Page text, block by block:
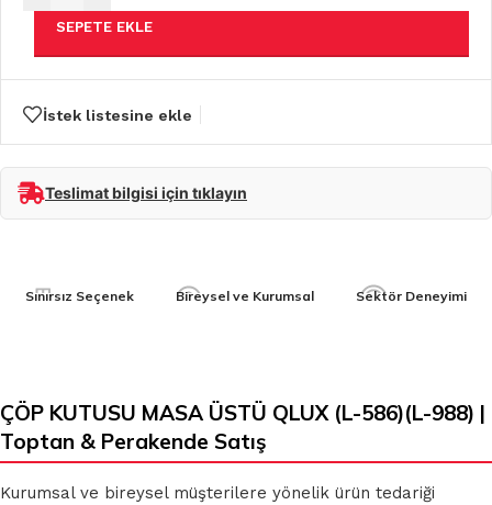
SEPETE EKLE
İstek listesine ekle
Teslimat bilgisi için tıklayın
Sınırsız Seçenek Bireysel ve Kurumsal Sektör Deneyimi
ÇÖP KUTUSU MASA ÜSTÜ QLUX (L-586)(L-988) |
Toptan & Perakende Satış
Kurumsal ve bireysel müşterilere yönelik ürün tedariği